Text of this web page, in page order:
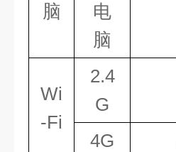
脑
电
脑
Wi
-Fi
2.4
G
4G